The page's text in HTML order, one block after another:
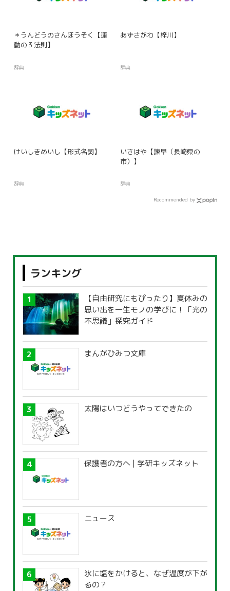
＊うんどうのさんほうそく【運
動の３法則】
辞典
あずさがわ【梓川】
辞典
けいしきめいし【形式名詞】
辞典
いさはや【諫早（長崎県の
市）】
辞典
Recommended by
ランキング
【自由研究にもぴったり】夏休みの
思い出を一生モノの学びに！「光の
不思議」探究ガイド
まんがひみつ文庫
太陽はいつどうやってできたの
保護者の方へ | 学研キッズネット
ニュース
氷に塩をかけると、なぜ温度が下が
るの？